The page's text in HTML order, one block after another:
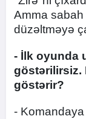
Amma
düzəltməyə
- İlk oyunda
göstərilirsiz.
göstərir?
-